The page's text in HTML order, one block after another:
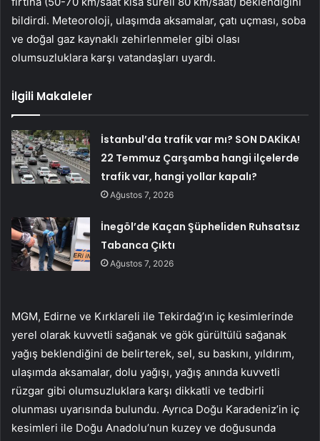
bildirdi. Meteoroloji, ulaşımda aksamalar, çatı uçması, soba
ve doğal gaz kaynaklı zehirlenmeler gibi olası
olumsuzluklara karşı vatandaşları uyardı.
İlgili Makaleler
İstanbul’da trafik var mı? SON DAKİKA!
22 Temmuz Çarşamba hangi ilçelerde
trafik var, hangi yollar kapalı?
Ağustos 7, 2026
İnegöl’de Kaçan Şüpheliden Ruhsatsız
Tabanca Çıktı
Ağustos 7, 2026
MGM, Edirne ve Kırklareli ile Tekirdağ’ın iç kesimlerinde
yerel olarak kuvvetli sağanak ve gök gürültülü sağanak
yağış beklendiğini de belirterek, sel, su baskını, yıldırım,
ulaşımda aksamalar, dolu yağışı, yağış anında kuvvetli
rüzgar gibi olumsuzluklara karşı dikkatli ve tedbirli
olunması uyarısında bulundu. Ayrıca Doğu Karadeniz’in iç
kesimleri ile Doğu Anadolu’nun kuzey ve doğusunda